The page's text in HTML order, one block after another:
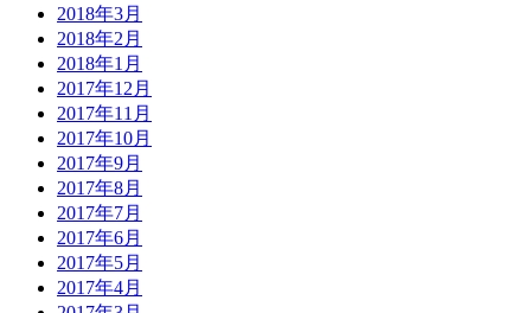
2018年3月
2018年2月
2018年1月
2017年12月
2017年11月
2017年10月
2017年9月
2017年8月
2017年7月
2017年6月
2017年5月
2017年4月